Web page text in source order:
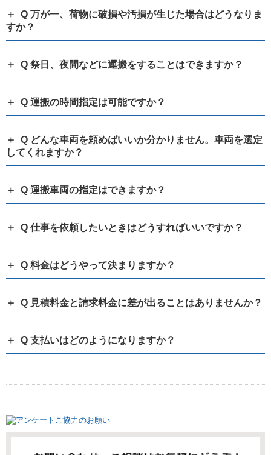
Q 万が一、荷物に破損や汚損が生じた場合はどうなりま
すか？
Q 祭日、夜間などに運搬をすることはできますか？
Q 運搬の時間指定は可能ですか？
Q どんな車両を頼めばいいか分かりません。車両を選定
してくれますか？
Q 運搬車両の指定はできますか？
Q 仕事を依頼したいときはどうすればいいですか？
Q 料金はどうやって決まりますか？
Q 見積料金と請求料金に差が出ることはありませんか？
Q 支払いはどのようになりますか？